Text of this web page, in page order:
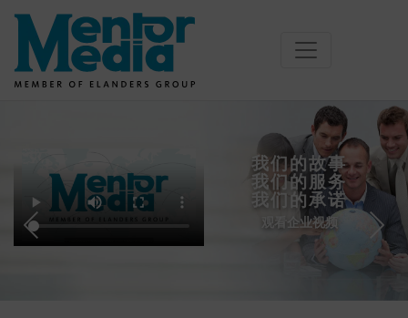
Skip
content
我们的故事
我们的服务
我们的承诺
观看企业视频